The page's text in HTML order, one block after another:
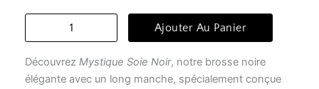
quantité
à
cheveux
Ajouter Au Panier
Découvrez Mystique Soie Noir, notre brosse noire
élégante avec un long manche, spécialement conçue